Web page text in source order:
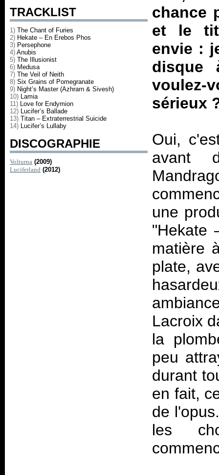
TRACKLIST
1) The Chant of Furies
2) Hekate – En Erebos Phos
3) Persephone
4) Anubis
5) The Illusionist
6) Medusa
7) The Veil of Neith
8) Six Grains of Pomegranate
9) Night’s Master (Azhrarn & Sivesh)
10) Lamia
11) Love for Endymion
12) Lucifer’s Ballade
13) Titan – Extraterrestrial Suicide
14) Lucifer’s Lullaby
DISCOGRAPHIE
Volturna (2009)
Luciferland (2012)
chance
et le
envie :
disque
voulez-
sérieux
Oui,
avant
une
"Hekate
matière
plate,
Lacroix
la
peu
durant
en fait,
de
les